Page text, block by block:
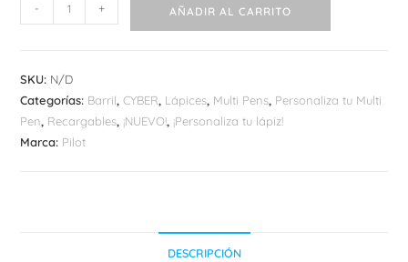
Pilot
C
Coleto
cantidad
- + AÑADIR AL CARRITO
SKU: N/D
Categorías: Barril,CYBER, Lápices, Multi Pens, Personaliza tu Multi
Pen, Recargables, ¡NUEVO!, ¡Personaliza tu lápiz!
Marca: Pilot
DESCRIPCIÓN